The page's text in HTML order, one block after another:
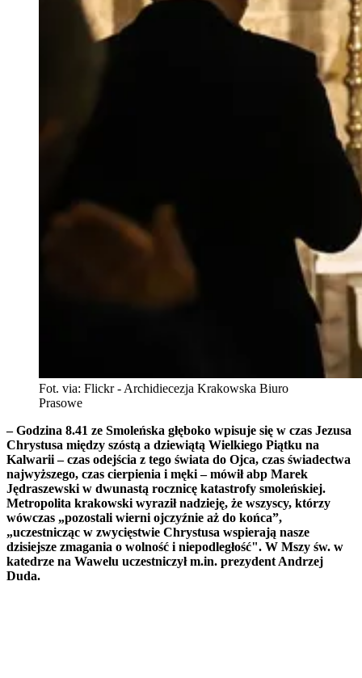
Fot. via: Flickr - Archidiecezja Krakowska Biuro
Prasowe
– Godzina 8.41 ze Smoleńska głęboko wpisuje się w czas Jezusa
Chrystusa między szóstą a dziewiątą Wielkiego Piątku na
Kalwarii – czas odejścia z tego świata do Ojca, czas świadectwa
najwyższego, czas cierpienia i męki – mówił abp Marek
Jędraszewski w dwunastą rocznicę katastrofy smoleńskiej.
Metropolita krakowski wyraził nadzieję, że wszyscy, którzy
wówczas „pozostali wierni ojczyźnie aż do końca”,
„uczestnicząc w zwycięstwie Chrystusa wspierają nasze
dzisiejsze zmagania o wolność i niepodległość". W Mszy św. w
katedrze na Wawelu uczestniczył m.in. prezydent Andrzej
Duda.